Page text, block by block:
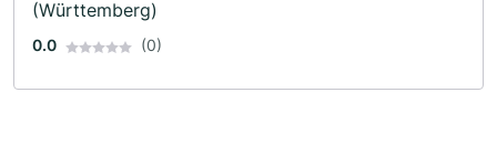
(Württemberg)
0.0 (0)